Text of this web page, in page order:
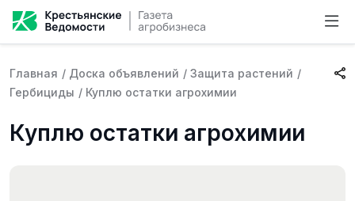
Главная / Доска объявлений / Защита растений /
Гербициды / Куплю остатки агрохимии
Куплю остатки агрохимии